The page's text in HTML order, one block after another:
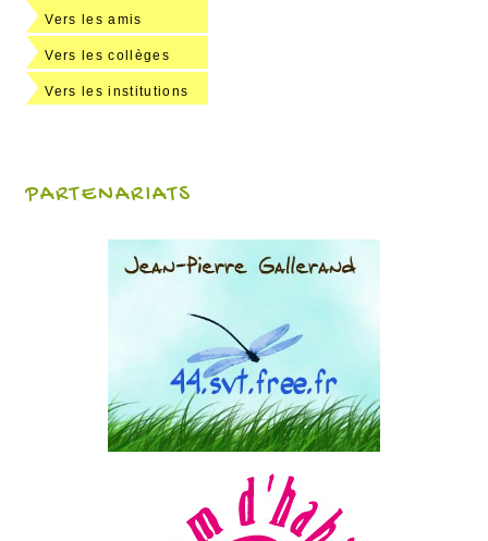
Vers les amis
Vers les collèges
Vers les institutions
PARTENARIATS